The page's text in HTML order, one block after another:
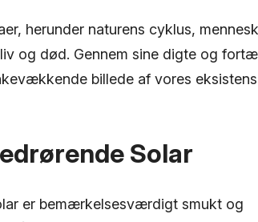
herunder naturens cyklus,
og død. Gennem sine digte og
billede af vores
Solar
er bemærkelsesværdigt smukt og